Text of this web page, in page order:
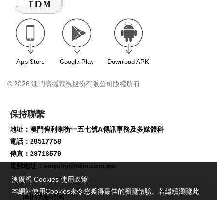
App Store Google Play Download APK
© 2026 澳門廣播電視股份有限公司版權所有
保持聯繫
地址：澳門俾利喇街一五七號A傳訊事務及多媒體科
電話：28517758
傳真：28716579
電郵地址： enquiry@tdm.com.mo
澳廣視 Cookies 使用政策
本網站使用Cookies來令您獲得最佳的瀏覽體驗。若繼續瀏覽此